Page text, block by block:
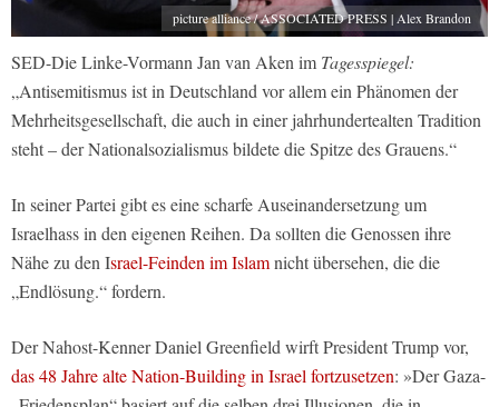
picture alliance / ASSOCIATED PRESS | Alex Brandon
SED-Die Linke-Vormann Jan van Aken im Tagesspiegel:
„Antisemitismus ist in Deutschland vor allem ein Phänomen der
Mehrheitsgesellschaft, die auch in einer jahrhundertealten Tradition
steht – der Nationalsozialismus bildete die Spitze des Grauens.“
In seiner Partei gibt es eine scharfe Auseinandersetzung um
Israelhass in den eigenen Reihen. Da sollten die Genossen ihre
Nähe zu den Israel-Feinden im Islamnicht übersehen, die die
„Endlösung.“ fordern.
Der Nahost-Kenner Daniel Greenfield wirft President Trump vor,
das 48 Jahre alte Nation-Building in Israel fortzusetzen: »Der Gaza-